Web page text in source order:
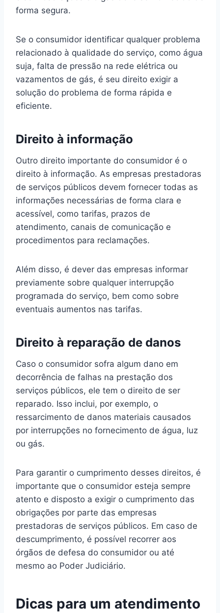
forma segura.
Se o consumidor identificar qualquer problema
relacionado à qualidade do serviço, como água
suja, falta de pressão na rede elétrica ou
vazamentos de gás, é seu direito exigir a
solução do problema de forma rápida e
eficiente.
Direito à informação
Outro direito importante do consumidor é o
direito à informação. As empresas prestadoras
de serviços públicos devem fornecer todas as
informações necessárias de forma clara e
acessível, como tarifas, prazos de
atendimento, canais de comunicação e
procedimentos para reclamações.
Além disso, é dever das empresas informar
previamente sobre qualquer interrupção
programada do serviço, bem como sobre
eventuais aumentos nas tarifas.
Direito à reparação de danos
Caso o consumidor sofra algum dano em
decorrência de falhas na prestação dos
serviços públicos, ele tem o direito de ser
reparado. Isso inclui, por exemplo, o
ressarcimento de danos materiais causados
por interrupções no fornecimento de água, luz
ou gás.
Para garantir o cumprimento desses direitos, é
importante que o consumidor esteja sempre
atento e disposto a exigir o cumprimento das
obrigações por parte das empresas
prestadoras de serviços públicos. Em caso de
descumprimento, é possível recorrer aos
órgãos de defesa do consumidor ou até
mesmo ao Poder Judiciário.
Dicas para um atendimento